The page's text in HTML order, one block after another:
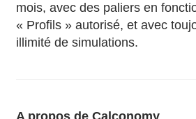
mois, avec des paliers en
« Profils » autorisé, et avec
illimité de simulations.